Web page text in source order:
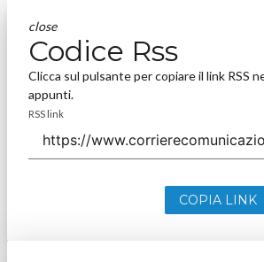
close
Codice Rss
Clicca sul pulsante per copiare il link RSS
appunti.
RSS link
COPIA LINK